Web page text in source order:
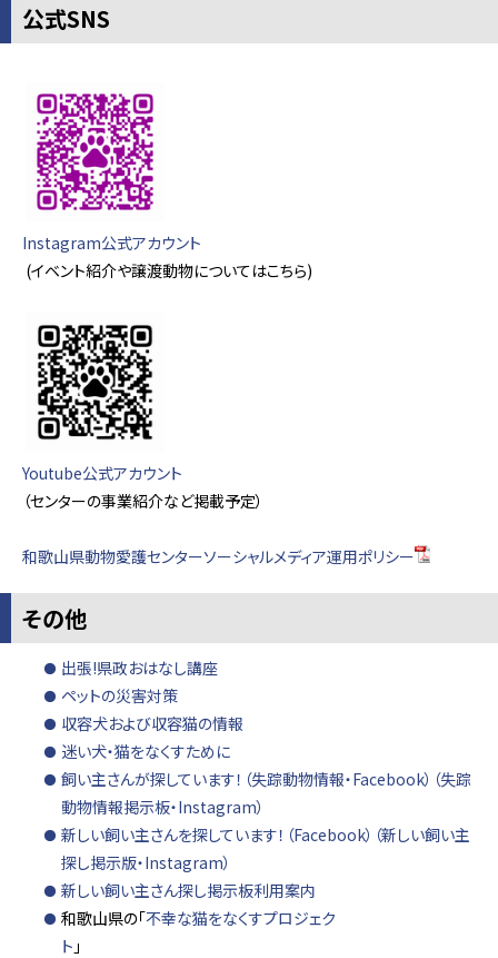
公式SNS
Instagram公式アカウント
(イベント紹介や譲渡動物についてはこちら)
Youtube公式アカウント
（センターの事業紹介など掲載予定）
和歌山県動物愛護センターソーシャルメディア運用ポリシー
その他
出張!県政おはなし講座
ペットの災害対策
収容犬および収容猫の情報
迷い犬・猫をなくすために
飼い主さんが探しています！（失踪動物情報・Facebook） （失踪
動物情報掲示板・Instagram）
新しい飼い主さんを探しています！（Facebook） （新しい飼い主
探し掲示版・Instagram）
新しい飼い主さん探し掲示板利用案内
和歌山県の「不幸な猫をなくすプロジェク
ト